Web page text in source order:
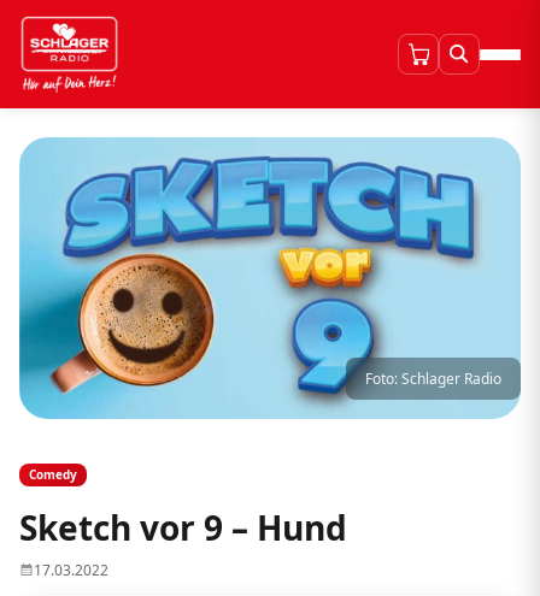
Foto: Schlager Radio
Comedy
Sketch vor 9 – Hund
17.03.2022